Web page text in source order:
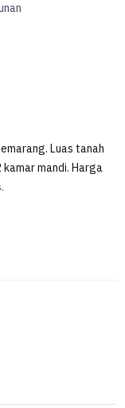
Luas tanah
kamar mandi. Harga